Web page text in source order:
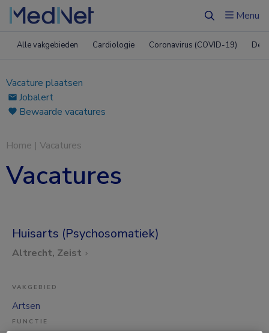
ZoekenMenu
Alle vakgebieden Cardiologie Coronavirus (COVID-19)
Vacature plaatsen
Jobalert
Bewaarde vacatures
Home | Vacatures
Vacatures
Huisarts (Psychosomatiek)
Altrecht, Zeist
VAKGEBIED
Artsen
FUNCTIE